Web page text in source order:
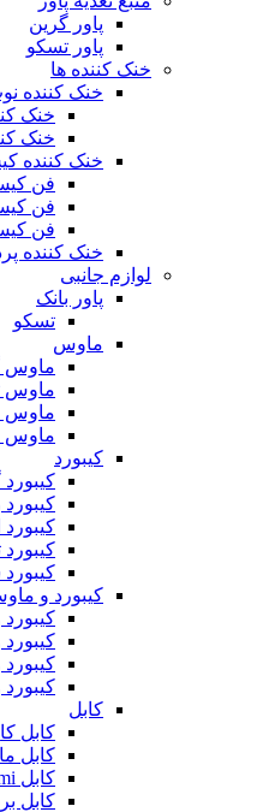
پاور گرین
پاور تسکو
خنک کننده ها
خنک کننده
خنک
خنک
خنک کننده
فن
فن
فن
خنک کننده
لوازم جانبی
پاور بانک
تسکو
ماوس
ماوس
ماوس
ماوس
ماوس
کیبورد
کیبورد
کیبورد و
کابل
کابل
کابل
کابل hdmi
کابل